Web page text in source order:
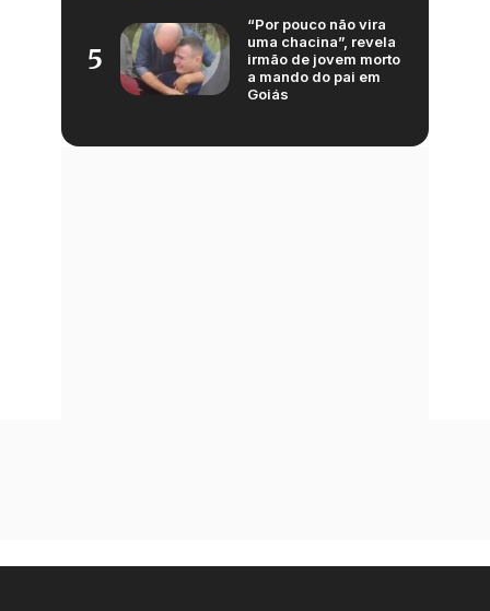
5
“Por pouco não vira
uma chacina”, revela
irmão de jovem morto
a mando do pai em
Goiás